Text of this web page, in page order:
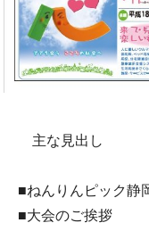
主な見出し
■ねんりんピック
■大会のご挨拶